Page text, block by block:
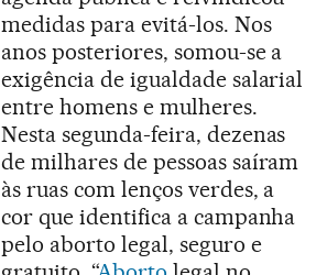
medidas para evitá-los. Nos
anos posteriores, somou-se a
exigência de igualdade salarial
entre homens e mulheres.
Nesta segunda-feira, dezenas
de milhares de pessoas saíram
às ruas com lenços verdes, a
cor que identifica a campanha
pelo aborto legal, seguro e